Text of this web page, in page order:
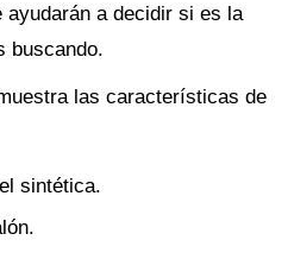
a decidir si es la
buscando.
las características de
sintética.